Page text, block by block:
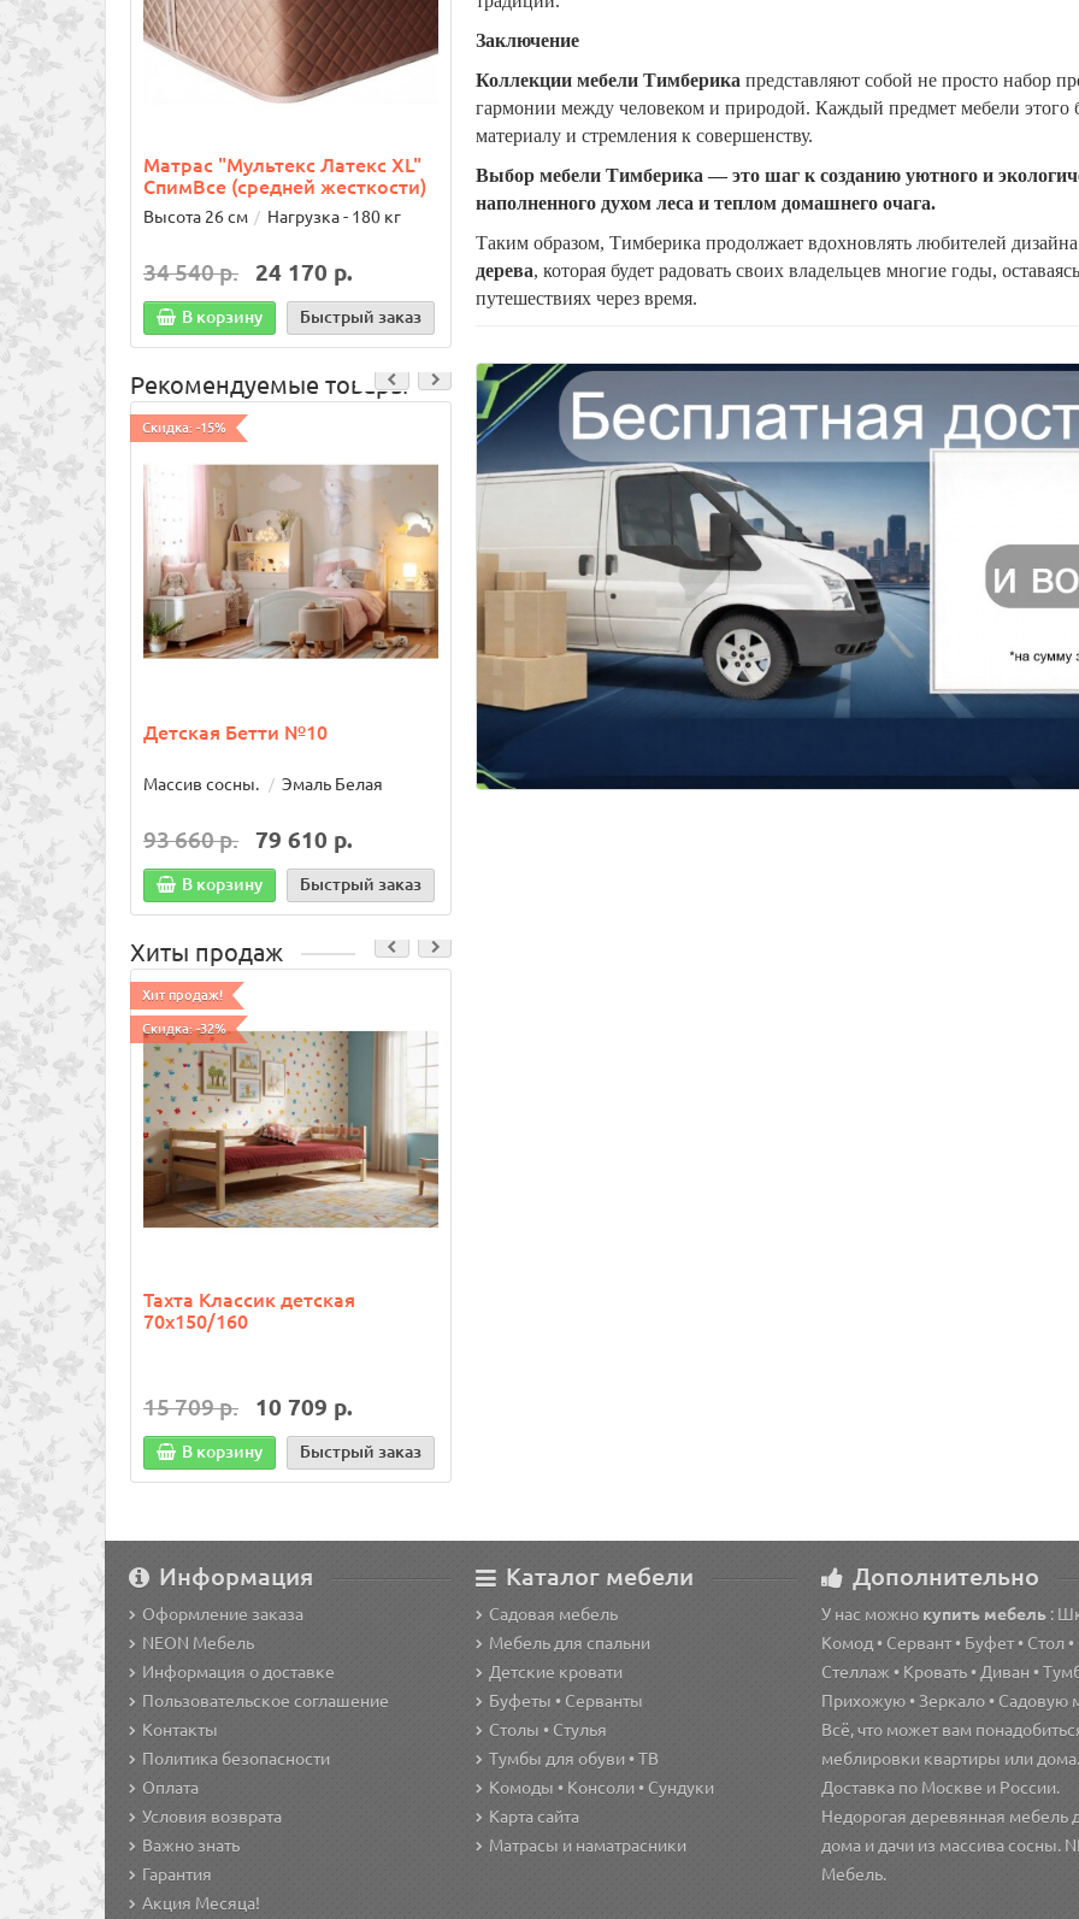
Матрас "Мультекс Латекс XL"
СпимВсе (средней жесткости)
Высота 26 см Нагрузка - 180 кг
34 540 р. 24 170 р.
В корзину Быстрый заказ
Кровать детская Дания №R1
80х190/200
24 839 р. 14 839 р.
Прованс №23/1 90х190/
47 106 р. 37 106 р.
Рекомендуемые товары
Скидка: -15%
Детская Бетти №10
Массив сосны. Эмаль Белая
93 660 р. 79 610 р.
В корзину Быстрый заказ
Скидка: -15%
Массив сосны
Скидка: -15%
Хиты продаж
Хит продаж!
Скидка: -32%
Тахта Классик детская
70х150/160
15 709 р. 10 709 р.
В корзину Быстрый заказ
Заключение
Коллекции мебели Тимберика представляют собой не просто набор
гармонии между человеком и природой. Каждый предмет мебели этого
материалу и стремления к совершенству.
Выбор мебели Тимберика — это шаг к созданию уютного и
наполненного духом леса и теплом домашнего очага.
Таким образом, Тимберика продолжает вдохновлять любителей
дерева, которая будет радовать своих владельцев многие годы,
путешествиях через время.
Информация
Оформление заказа
NEON Мебель
Информация о доставке
Пользовательское соглашение
Контакты
Политика безопасности
Оплата
Условия возврата
Важно знать
Гарантия
Акция Месяца!
Каталог мебели
Садовая мебель
Мебель для спальни
Детские кровати
Буфеты • Серванты
Столы • Стулья
Тумбы для обуви • ТВ
Комоды • Консоли • Сундуки
Карта сайта
Матрасы и наматрасники
Дополнительно
У нас можно купить мебель :
Комод • Сервант • Буфет • Стол •
Стеллаж • Кровать • Диван •
Прихожую • Зеркало • Садовую
Всё, что может вам
меблировки квартиры или дома.
Доставка по Москве и России.
Недорогая деревянная мебель
дома и дачи из массива сосны.
Мебель.